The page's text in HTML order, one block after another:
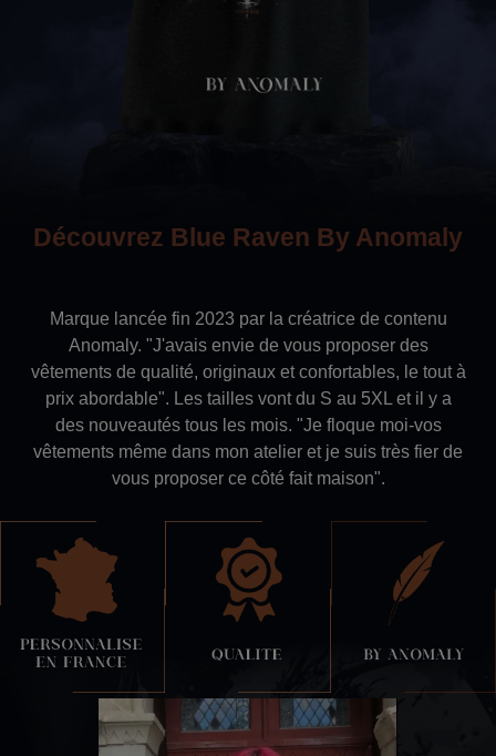
Découvrez Blue Raven By Anomaly
Marque lancée fin 2023 par la créatrice de contenu
Anomaly. "J'avais envie de vous proposer des
vêtements de qualité, originaux et confortables, le tout à
prix abordable". Les tailles vont du S au 5XL et il y a
des nouveautés tous les mois. "Je floque moi-vos
vêtements même dans mon atelier et je suis très fier de
vous proposer ce côté fait maison".